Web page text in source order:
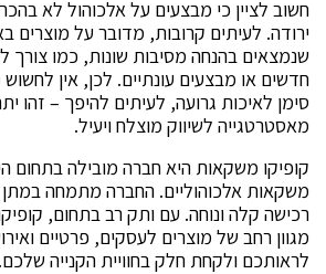
חשוב לציין כי מבצעים על אלכוהול לא
ירודה. לעיתים קרובות, מדובר על מוצרים
שנמצאים בהנחה מסיבות שונות, כמו צורך
חדשים או מבצעים עונתיים. לכן, אין
סימן לאיכות גרועה, לעיתים להיפך – זהו
מאסטרטגייה לשיווק מוצלח ויעיל.
קופיקו משקאות היא חברה מובילה בתחום
משקאות אלכוהוליים. החברה מתמחה במתן
רכישה קלה ונוחה. עם ותק רב בתחום,
מגוון רחב של מוצרים לעסקים, פרטיים
לראותכם ולקחת חלק בחוויית הקנייה שלכם.